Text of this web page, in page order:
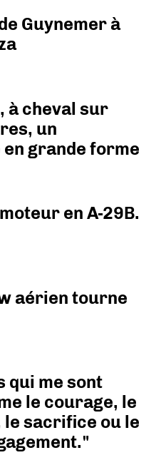
Guynemer à
à cheval sur
un
grande forme
en A-29B.
aérien tourne
qui me sont
le courage, le
sacrifice ou le